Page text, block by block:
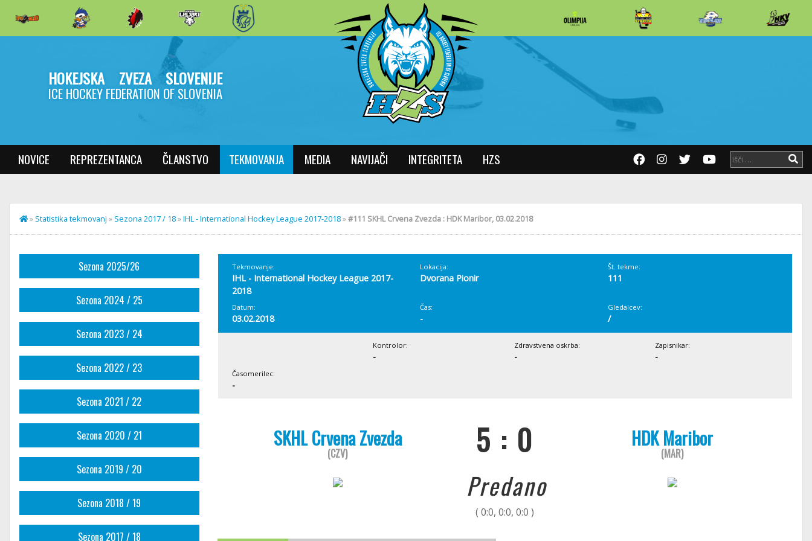
HOKEJSKA ZVEZA SLOVENIJE
ICE HOCKEY FEDERATION OF SLOVENIA
NOVICE REPREZENTANCA ČLANSTVO TEKMOVANJA MEDIA NAVIJAČI INTEGRITETA HZS
» Statistika tekmovanj » Sezona 2017 / 18»IHL - International Hockey League 2017-2018»#111 SKHL Crvena Zvezda : HDK Maribor, 03.02.2018
Sezona 2025/26
Sezona 2024 / 25
Sezona 2023 / 24
Sezona 2022 / 23
Sezona 2021 / 22
Sezona 2020 / 21
Sezona 2019 / 20
Sezona 2018 / 19
Sezona 2017 / 18
Tekmovanje:
IHL - International Hockey League 2017-
2018
Lokacija:
Dvorana Pionir
Št. tekme:
111
Datum:
03.02.2018
Čas:
-
Gledalcev:
/
Kontrolor:
-
Zdravstvena oskrba:
-
Zapisnikar:
-
Časomerilec:
-
SKHL Crvena Zvezda
(CZV) 5 : 0
Predano
( 0:0, 0:0, 0:0 )
HDK Maribor
(MAR)